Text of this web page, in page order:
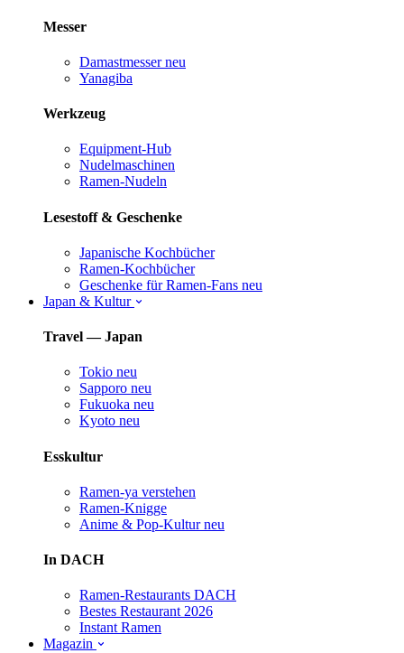
Messer
Damastmesser neu
Yanagiba
Werkzeug
Equipment-Hub
Nudelmaschinen
Ramen-Nudeln
Lesestoff & Geschenke
Japanische Kochbücher
Ramen-Kochbücher
Geschenke für Ramen-Fans neu
Japan & Kultur
Travel — Japan
Tokio neu
Sapporo neu
Fukuoka neu
Kyoto neu
Esskultur
Ramen-ya verstehen
Ramen-Knigge
Anime & Pop-Kultur neu
In DACH
Ramen-Restaurants DACH
Bestes Restaurant 2026
Instant Ramen
Magazin